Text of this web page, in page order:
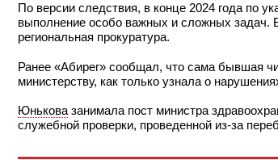
По версии следствия, в конце 2024 года по
выполнение особо важных и сложных задач.
региональная прокуратура.
Ранее «Абирег» сообщал, что сама бывшая
министерству, как только узнала о
Юнькова занимала пост министра
служебной проверки, проведенной из-за